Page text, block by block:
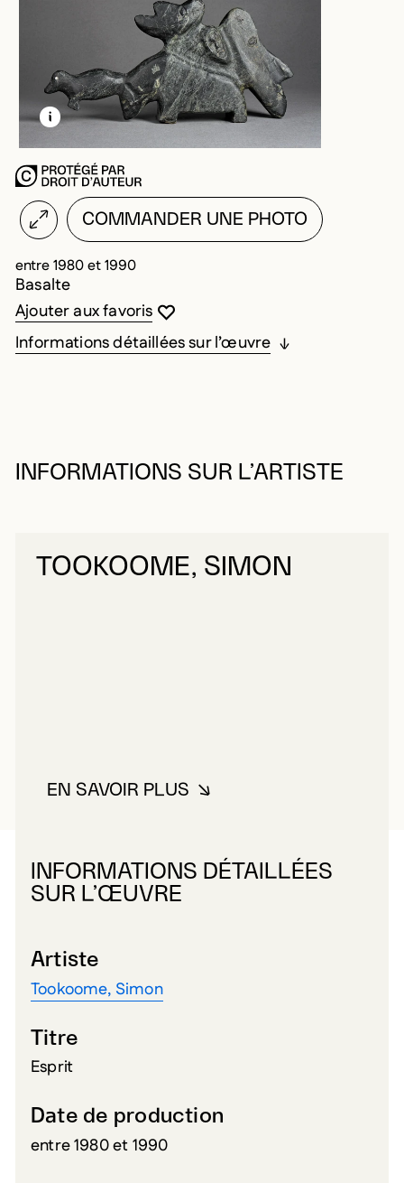
EN SAVOIR PLUS SUR CETTE IMAGE
OUVRIR LA MODALE
COMMANDER UNE PHOTO
entre 1980 et 1990
Basalte
Vous devez être connecté pour ajouter
Fermer la modale
Ouvrir la modale
Ajouter aux favoris
Informations détaillées sur l’œuvre
INFORMATIONS SUR L’ARTISTE
TOOKOOME, SIMON
EN SAVOIR PLUSÀ PROPOS DE TOOKOOME,
INFORMATIONS DÉTAILLÉES
SUR L’ŒUVRE
Artiste
Tookoome, Simon
Titre
Esprit
Date de production
entre 1980 et 1990